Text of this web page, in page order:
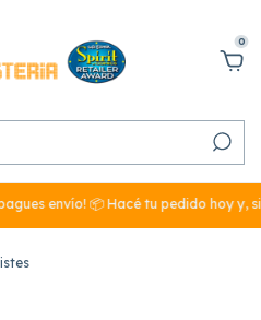
0
envío! 📦 Hacé tu pedido hoy y,